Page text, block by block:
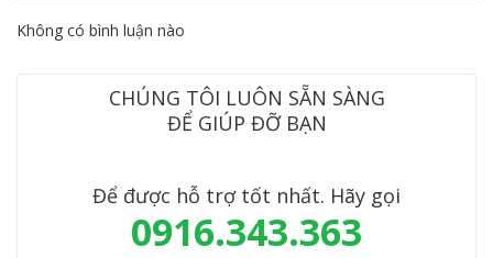
Không có bình luận nào
CHÚNG TÔI LUÔN SẴN SÀNG
ĐỂ GIÚP ĐỠ BẠN
Để được hỗ trợ tốt nhất. Hãy gọi
0916.343.363